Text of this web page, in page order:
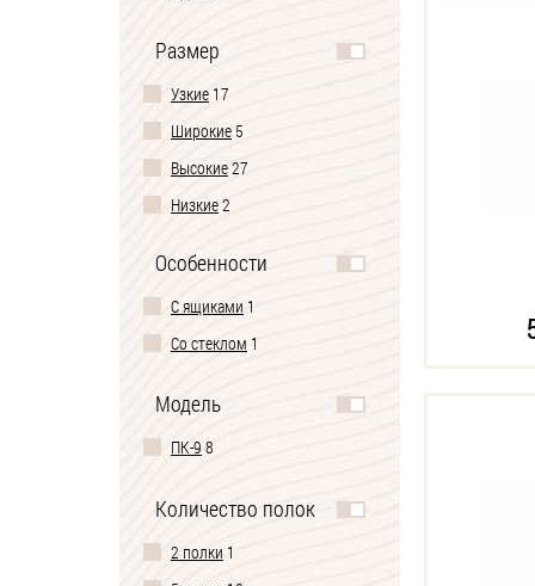
Размер
Узкие 17
Широкие 5
Высокие27
Низкие2
Особенности
С ящиками 1
Со стеклом 1
Модель
ПК-9 8
Количество полок
2 полки 1